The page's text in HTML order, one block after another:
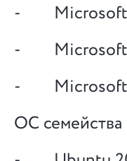
- Microsoft
- Microsoft
- Microsoft
ОС